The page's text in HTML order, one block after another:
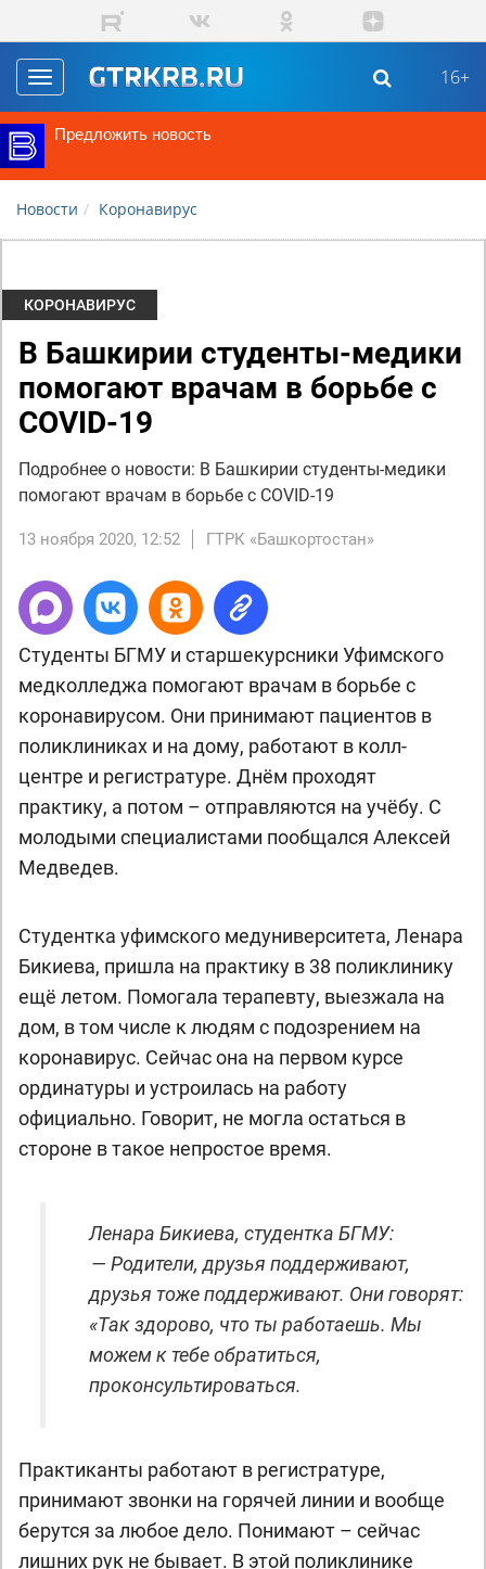
Перейти к основному содержанию
Toggle
navigation
16+
Предложить новость
Новости Коронавирус
КОРОНАВИРУС
В Башкирии студенты-медики
помогают врачам в борьбе с
COVID-19
Подробнее о новости: В Башкирии студенты-медики
помогают врачам в борьбе с COVID-19
13 ноября 2020, 12:52 ГТРК «Башкортостан»
Студенты БГМУ и старшекурсники Уфимского
медколледжа помогают врачам в борьбе с
коронавирусом. Они принимают пациентов в
поликлиниках и на дому, работают в колл-
центре и регистратуре. Днём проходят
практику, а потом – отправляются на учёбу. С
молодыми специалистами пообщался Алексей
Медведев.
Студентка уфимского медуниверситета, Ленара
Бикиева, пришла на практику в 38 поликлинику
ещё летом. Помогала терапевту, выезжала на
дом, в том числе к людям с подозрением на
коронавирус. Сейчас она на первом курсе
ординатуры и устроилась на работу
официально. Говорит, не могла остаться в
стороне в такое непростое время.
Ленара Бикиева, студентка БГМУ:
— Родители, друзья поддерживают,
друзья тоже поддерживают. Они говорят:
«Так здорово, что ты работаешь. Мы
можем к тебе обратиться,
проконсультироваться.
Практиканты работают в регистратуре,
принимают звонки на горячей линии и вообще
берутся за любое дело. Понимают – сейчас
лишних рук не бывает. В этой поликлинике